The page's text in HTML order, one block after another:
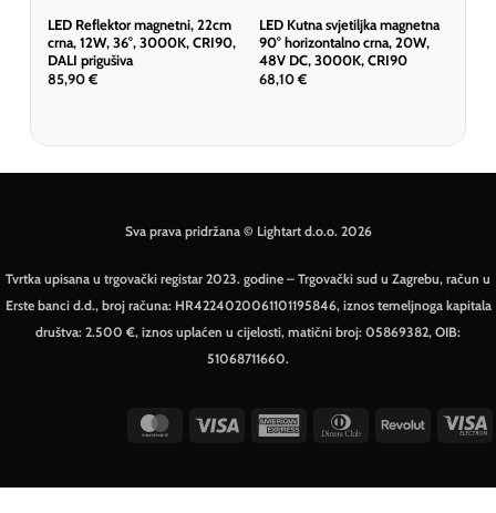
LED Reflektor magnetni, 22cm
crna, 12W, 36°, 3000K, CRI90,
DALI prigušiva
85,90 €
LED Kutna svjetiljka magnetna
90° horizontalno crna, 20W,
48V DC, 3000K, CRI90
68,10 €
Sva prava pridržana © Lightart d.o.o. 2026
Tvrtka upisana u trgovački registar 2023. godine – Trgovački sud u Zagrebu, račun u
Erste banci d.d., broj računa: HR4224020061101195846, iznos temeljnoga kapitala
društva: 2.500 €, iznos uplaćen u cijelosti, matični broj: 05869382, OIB:
51068711660.
MasterCard
Visa
American
Dinners Revolut